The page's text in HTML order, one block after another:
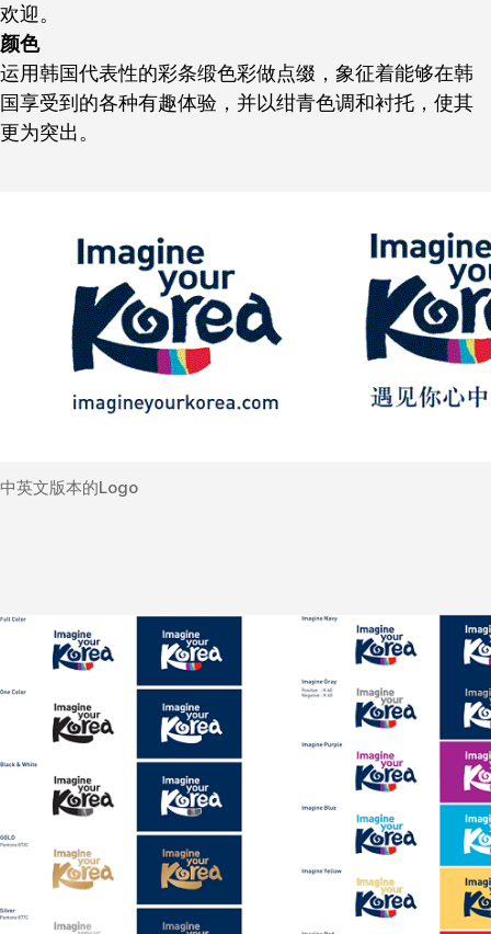
欢迎。
颜色
运用韩国代表性的彩条缎色彩做点缀，象征着能够在韩
国享受到的各种有趣体验，并以绀青色调和衬托，使其
更为突出。
中英文版本的Logo